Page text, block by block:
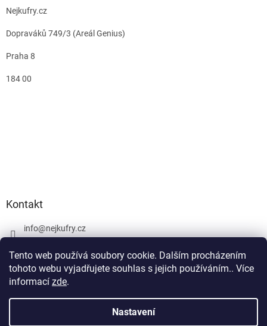
Tento web používá soubory cookie. Dalším procházením
tohoto webu vyjadřujete souhlas s jejich používáním.. Více
informací zde.
Nastavení
Nejkufry.cz
Dopraváků 749/3 (Areál Genius)
Praha 8
184 00
Kontakt
info@nejkufry.cz
Facebook
Vytvořil Shoptet Premium